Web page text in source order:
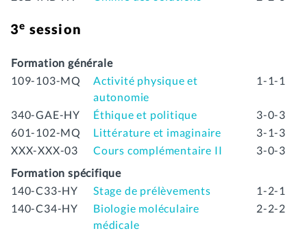
3e session
Formation générale
109-103-MQ
Activité physique et
autonomie
1-1-1
340-GAE-HY Éthique et politique
3-0-3
601-102-MQ
Littérature et imaginaire
3-1-3
XXX-XXX-03
Cours complémentaire II
3-0-3
Formation spécifique
140-C33-HY
Stage de prélèvements
1-2-1
140-C34-HY
Biologie moléculaire
médicale
2-2-2